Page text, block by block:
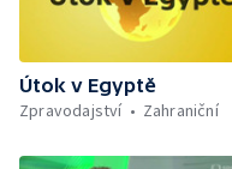
Útok v Egyptě
Zpravodajství
Zahraniční